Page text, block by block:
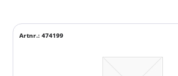
Artnr.: 474199